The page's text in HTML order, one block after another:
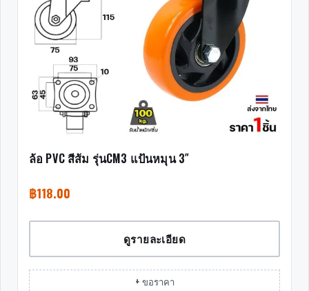
ล้อ PVC สีส้ม รุ่นCM3 แป้นหมุน 3″
฿118.00
ดูรายละเอียด
+ ขอราคา